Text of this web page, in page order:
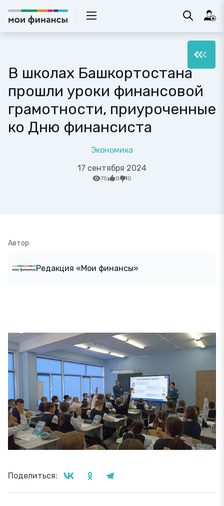
В школах Башкортостана
прошли уроки финансовой
грамотности, приуроченные
ко Дню финансиста
Экономика
17 сентября 2024
75 0 0
Автор:
Редакция «Мои финансы»
Поделиться: